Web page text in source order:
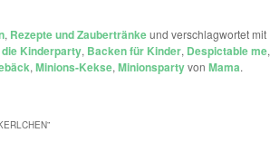
, Rezepte und Zaubertränkeund verschlagwortet mit
Kinderparty, Backen für Kinder, Despictable me,
, Minions-Kekse, Minionspartyvon Mama.
”